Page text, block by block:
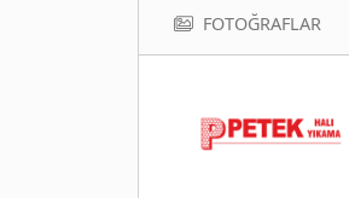
FOTOĞRAFLAR